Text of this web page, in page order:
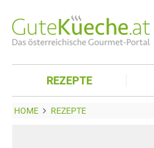
REZEPTE
HOME REZEPTE